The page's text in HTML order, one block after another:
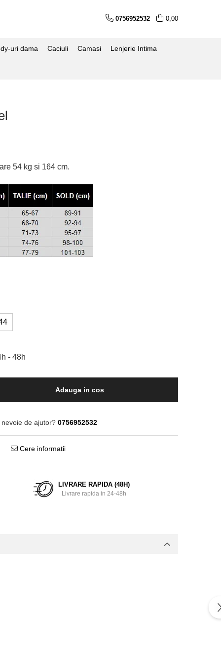
0756952532 0,00
uri dama Caciuli Camasi Lenjerie Intima
54 kg si 164 cm.
- 48h
Adauga in cos
nevoie de ajutor? 0756952532
Cere informatii
LIVRARE RAPIDA (48H)
Livrare rapida in 24-48h